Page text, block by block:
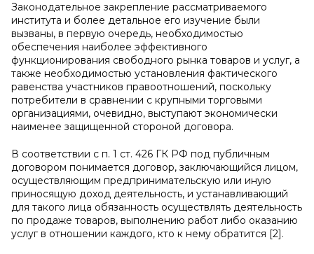
Законодательное закрепление рассматриваемого
института и более детальное его изучение были
вызваны, в первую очередь, необходимостью
обеспечения наиболее эффективного
функционирования свободного рынка товаров и услуг, а
также необходимостью установления фактического
равенства участников правоотношений, поскольку
потребители в сравнении с крупными торговыми
организациями, очевидно, выступают экономически
наименее защищенной стороной договора.
В соответствии с п. 1 ст. 426 ГК РФ под публичным
договором понимается договор, заключающийся лицом,
осуществляющим предпринимательскую или иную
приносящую доход деятельность, и устанавливающий
для такого лица обязанность осуществлять деятельность
по продаже товаров, выполнению работ либо оказанию
услуг в отношении каждого, кто к нему обратится [2].